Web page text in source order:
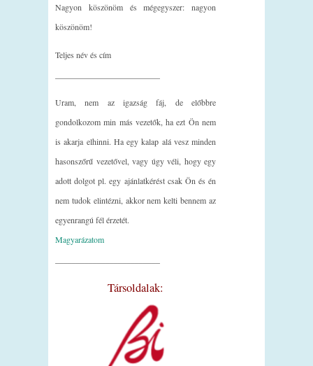
Nagyon köszönöm és mégegyszer: nagyon
köszönöm!
Teljes név és cím
Uram, nem az igazság fáj, de előbbre
gondolkozom min más vezetők, ha ezt Ön nem
is akarja elhinni. Ha egy kalap alá vesz minden
hasonszőrű vezetővel, vagy úgy véli, hogy egy
adott dolgot pl. egy ajánlatkérést csak Ön és én
nem tudok elintézni, akkor nem kelti bennem az
egyenrangú fél érzetét.
Magyarázatom
Társoldalak: